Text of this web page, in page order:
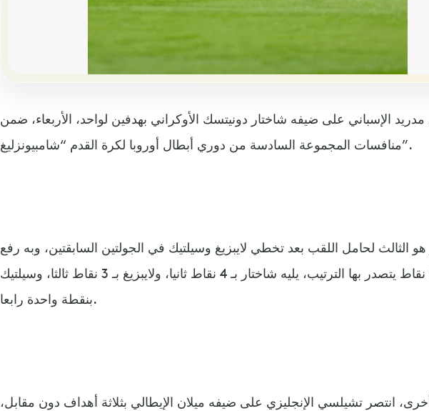
الإسباني على ضيفه شاختار دونيتسك الأوكراني بهدفين لواحد، الأربعاء، ضمن
منافسات المجموعة السادسة من دوري أبطال أوروبا لكرة القدم “شامبيونزليغ”.
هو الثالث لحامل اللقب بعد تخطي لايبزيغ وسيلتيك في الجولتين السابقتين، وبه رفع
رصيده إلى 9 نقاط يتصدر بها الترتيب، يليه شاختار بـ 4 نقاط ثانيا، ولايبزيغ بـ 3 نقاط ثالثا، وسيلتيك
بنقطة واحدة رابعا.
انتصر تشيلسي الإنجليزي على ضيفه ميلان الإيطالي بثلاثة أهداف دون مقابل،